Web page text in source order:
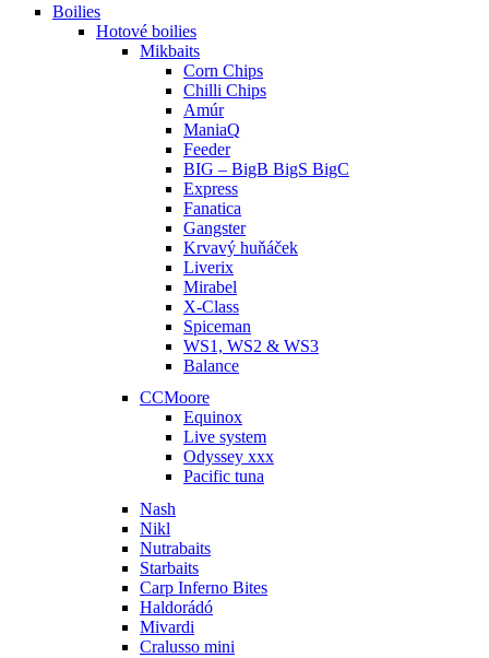
Boilies
Hotové boilies
Mikbaits
Corn Chips
Chilli Chips
Amúr
ManiaQ
Feeder
BIG – BigB BigS BigC
Express
Fanatica
Gangster
Krvavý huňáček
Liverix
Mirabel
X-Class
Spiceman
WS1, WS2 & WS3
Balance
CCMoore
Equinox
Live system
Odyssey xxx
Pacific tuna
Nash
Nikl
Nutrabaits
Starbaits
Carp Inferno Bites
Haldorádó
Mivardi
Cralusso mini